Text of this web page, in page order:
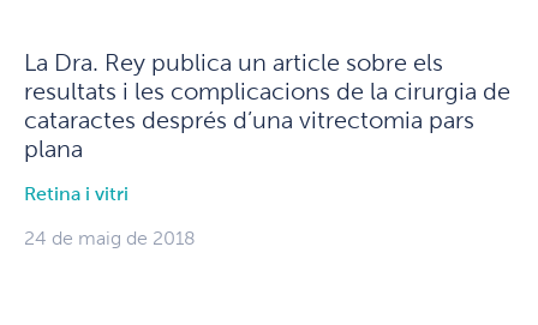
La Dra. Rey publica un article sobre els
resultats i les complicacions de la cirurgia de
cataractes després d’una vitrectomia pars
plana
Retina i vitri
24 de maig de 2018